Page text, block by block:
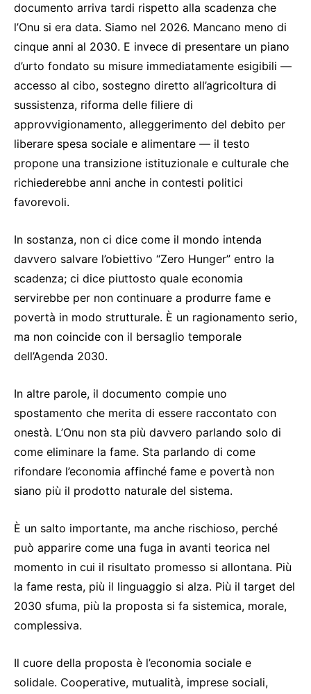
documento arriva tardi rispetto alla scadenza che
l’Onu si era data. Siamo nel 2026. Mancano meno di
cinque anni al 2030. E invece di presentare un piano
d’urto fondato su misure immediatamente esigibili —
accesso al cibo, sostegno diretto all’agricoltura di
sussistenza, riforma delle filiere di
approvvigionamento, alleggerimento del debito per
liberare spesa sociale e alimentare — il testo
propone una transizione istituzionale e culturale che
richiederebbe anni anche in contesti politici
favorevoli.
In sostanza, non ci dice come il mondo intenda
davvero salvare l’obiettivo “Zero Hunger” entro la
scadenza; ci dice piuttosto quale economia
servirebbe per non continuare a produrre fame e
povertà in modo strutturale. È un ragionamento serio,
ma non coincide con il bersaglio temporale
dell’Agenda 2030.
In altre parole, il documento compie uno
spostamento che merita di essere raccontato con
onestà. L’Onu non sta più davvero parlando solo di
come eliminare la fame. Sta parlando di come
rifondare l’economia affinché fame e povertà non
siano più il prodotto naturale del sistema.
È un salto importante, ma anche rischioso, perché
può apparire come una fuga in avanti teorica nel
momento in cui il risultato promesso si allontana. Più
la fame resta, più il linguaggio si alza. Più il target del
2030 sfuma, più la proposta si fa sistemica, morale,
complessiva.
Il cuore della proposta è l’economia sociale e
solidale. Cooperative, mutualità, imprese sociali,